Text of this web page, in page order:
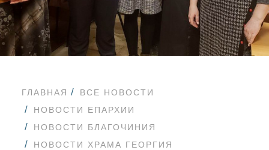
SEARCH
ГЛАВНАЯ
ВСЕ НОВОСТИ
НОВОСТИ ЕПАРХИИ
НОВОСТИ БЛАГОЧИНИЯ
НОВОСТИ ХРАМА ГЕОРГИЯ